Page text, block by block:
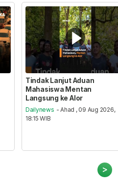
Tindak Lanjut Aduan
Mahasiswa Mentan
Langsung ke Alor
Dailynews - Ahad , 09 Aug 2026,
18:15 WIB
>